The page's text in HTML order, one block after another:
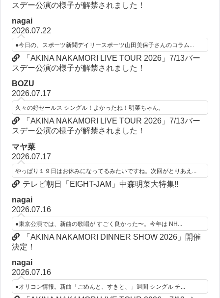
スデー公演の様子が解禁されました！
nagai
2026.07.22
●今日の、スポーツ新聞デイリースポーツ山田美保子さんのコラム...
「AKINA NAKAMORI LIVE TOUR 2026」7/13バー
スデー公演の様子が解禁されました！
BOZU
2026.07.17
久々の好セールス シングル！よかったね！明菜ちゃん。
「AKINA NAKAMORI LIVE TOUR 2026」7/13バー
スデー公演の様子が解禁されました！
マヤ菜
2026.07.17
やっぱり１９日はお休みになってるみたいですね。次回がとりあえ...
テレビ朝日「EIGHT-JAM」中森明菜大特集!!
nagai
2026.07.16
●東京公演では、新曲の歌唱が すごく良かった〜。今年は NH...
「AKINA NAKAMORI DINNER SHOW 2026」開催
決定！
nagai
2026.07.16
●オリコン情報。新曲「ごめんと、すきと、」週間 シングル チ...